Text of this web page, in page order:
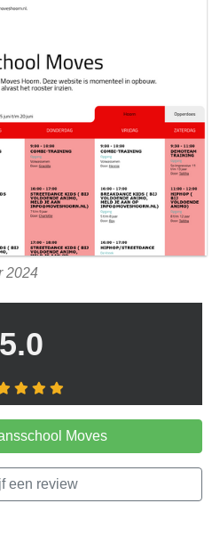
2024
5.0
Moves
een review